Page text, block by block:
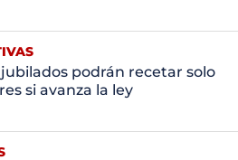
podrán recetar solo
si avanza la ley